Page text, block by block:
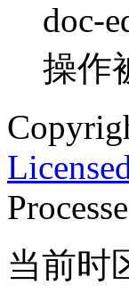
doc-
操作
当前时